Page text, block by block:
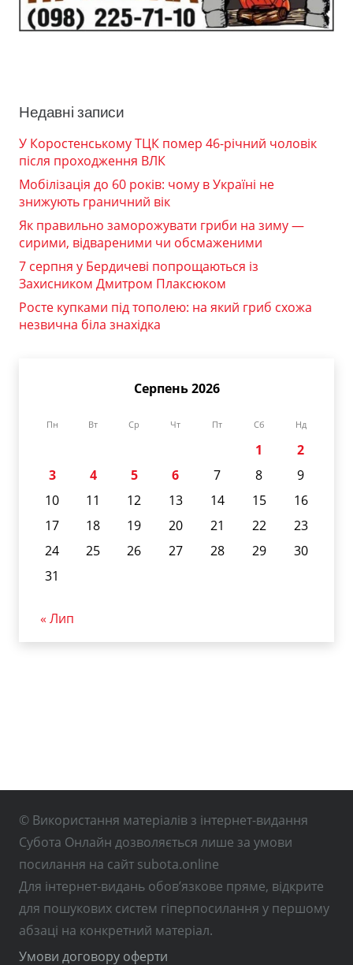
Недавні записи
У Коростенському ТЦК помер 46-річний чоловік
після проходження ВЛК
Мобілізація до 60 років: чому в Україні не
знижують граничний вік
Як правильно заморожувати гриби на зиму —
сирими, відвареними чи обсмаженими
7 серпня у Бердичеві попрощаються із
Захисником Дмитром Плаксюком
Росте купками під тополею: на який гриб схожа
незвична біла знахідка
Серпень 2026
Пн Вт Ср Чт Пт Сб Нд
1
2
3
4 5 6 7 8
9
10
11 12 13 14 15
16
17
18 19 20 21 22
23
24
25 26 27 28 29
30
31
« Лип
© Використання матеріалів з інтернет-видання
Субота Онлайн дозволяється лише за умови
посилання на сайт subota.online
Для інтернет-видань обов’язкове пряме, відкрите
для пошукових систем гіперпосилання у першому
абзаці на конкретний матеріал.
Умови договору оферти